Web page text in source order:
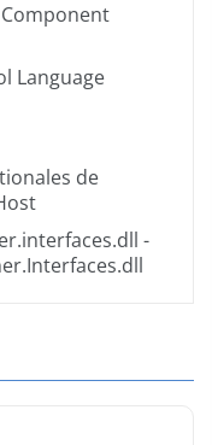
Language
de
-